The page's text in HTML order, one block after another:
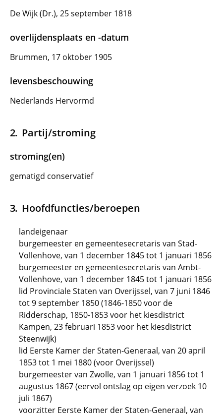
De Wijk (Dr.), 25 september 1818
overlijdensplaats en -datum
Brummen, 17 oktober 1905
levensbeschouwing
Nederlands Hervormd
Partij/stroming
stroming(en)
gematigd conservatief
Hoofdfuncties/beroepen
landeigenaar
burgemeester en gemeentesecretaris van Stad-
Vollenhove, van 1 december 1845 tot 1 januari 1856
burgemeester en gemeentesecretaris van Ambt-
Vollenhove, van 1 december 1845 tot 1 januari 1856
lid Provinciale Staten van Overijssel, van 7 juni 1846
tot 9 september 1850 (1846-1850 voor de
Ridderschap, 1850-1853 voor het kiesdistrict
Kampen, 23 februari 1853 voor het kiesdistrict
Steenwijk)
lid Eerste Kamer der Staten-Generaal, van 20 april
1853 tot 1 mei 1880 (voor Overijssel)
burgemeester van Zwolle, van 1 januari 1856 tot 1
augustus 1867 (eervol ontslag op eigen verzoek 10
juli 1867)
voorzitter Eerste Kamer der Staten-Generaal, van